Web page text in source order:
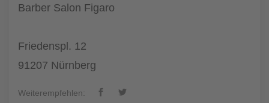
Barber Salon Figaro
Friedenspl. 12
91207 Nürnberg
Weiterempfehlen: